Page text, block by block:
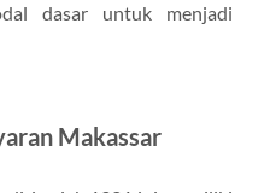
dasar untuk menjadi
Makassar